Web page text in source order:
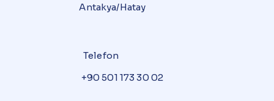
Antakya/Hatay
Telefon
+90 501 173 30 02